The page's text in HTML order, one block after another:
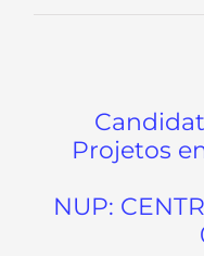
Projetos
NUP: